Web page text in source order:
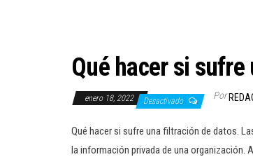
Qué hacer si
enero 18, 2022 Desactivado Por
Qué hacer si sufre una filtración de datos.
la información privada de una organización.